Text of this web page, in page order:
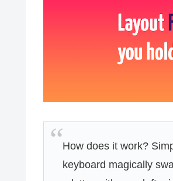
How does it work?
keyboard magically